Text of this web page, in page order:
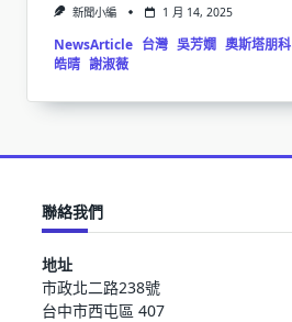
新聞小編 1 月 14, 2025
NewsArticle 台灣 吳芳嫺 奧斯塔朋科
皓晴 謝淑薇
聯絡我們
地址
市政北二路238號
台中市西屯區 407